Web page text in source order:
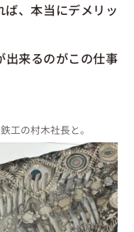
、本当にデメリッ
出来るのがこの仕事
工の村木社長と。